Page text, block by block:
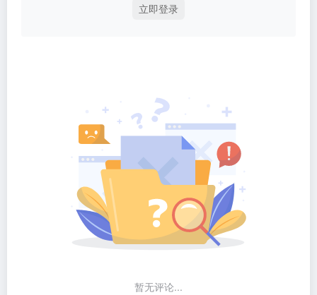
立即登录
暂无评论...